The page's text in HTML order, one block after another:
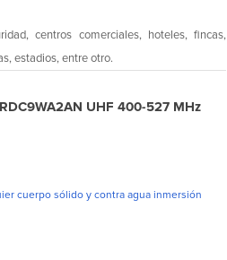
centros comerciales, hoteles, fincas,
estadios, entre otro.
UHF 400-527 MHz
cuerpo sólido y contra agua inmersión